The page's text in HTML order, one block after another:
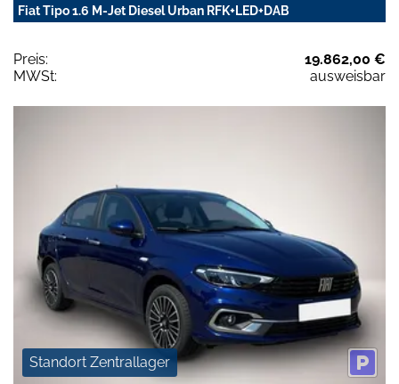
Fiat Tipo 1.6 M-Jet Diesel Urban RFK+LED+DAB
Preis:
19.862,00 €
MWSt:
ausweisbar
Standort Zentrallager